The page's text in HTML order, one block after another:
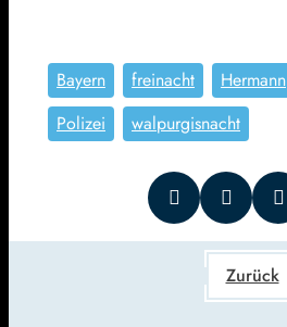
Bayern freinacht Hermann
Polizei
walpurgisnacht
Zurück